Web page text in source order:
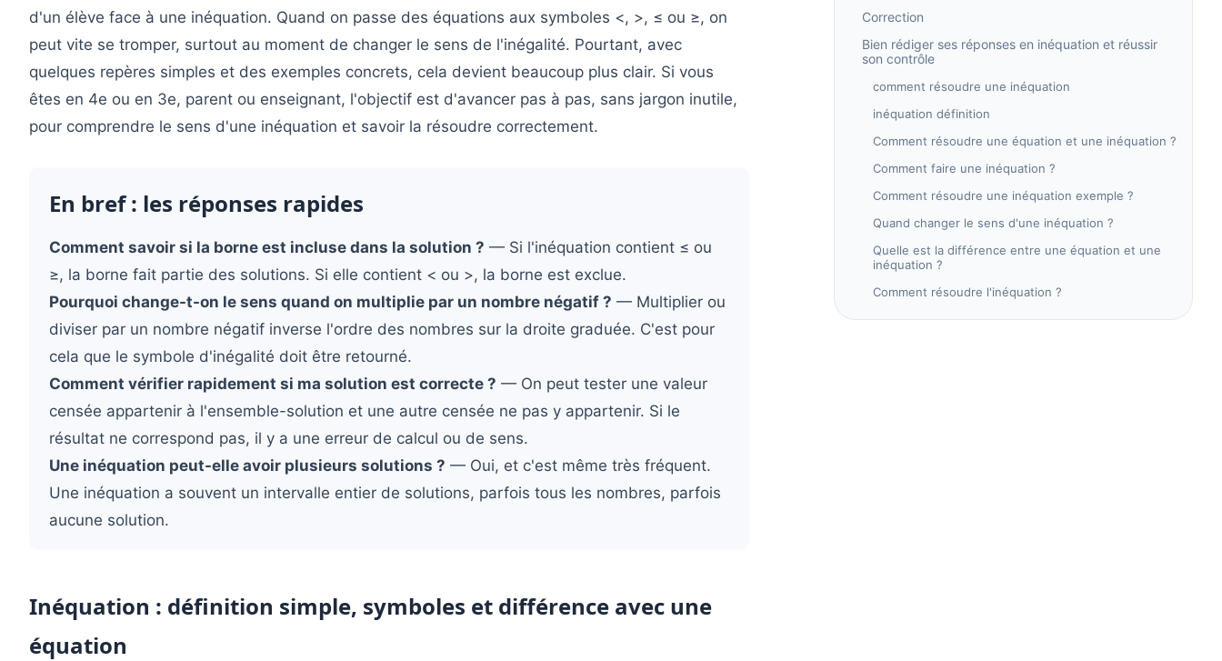
d'un élève face à une inéquation. Quand on passe des équations aux symboles <, >, ≤ ou ≥, on
peut vite se tromper, surtout au moment de changer le sens de l'inégalité. Pourtant, avec
quelques repères simples et des exemples concrets, cela devient beaucoup plus clair. Si vous
êtes en 4e ou en 3e, parent ou enseignant, l'objectif est d'avancer pas à pas, sans jargon inutile,
pour comprendre le sens d'une inéquation et savoir la résoudre correctement.
En bref : les réponses rapides
Comment savoir si la borne est incluse dans la solution ? — Si l'inéquation contient ≤ ou
≥, la borne fait partie des solutions. Si elle contient < ou >, la borne est exclue.
Pourquoi change-t-on le sens quand on multiplie par un nombre négatif ? — Multiplier ou
diviser par un nombre négatif inverse l'ordre des nombres sur la droite graduée. C'est pour
cela que le symbole d'inégalité doit être retourné.
Comment vérifier rapidement si ma solution est correcte ? — On peut tester une valeur
censée appartenir à l'ensemble-solution et une autre censée ne pas y appartenir. Si le
résultat ne correspond pas, il y a une erreur de calcul ou de sens.
Une inéquation peut-elle avoir plusieurs solutions ? — Oui, et c'est même très fréquent.
Une inéquation a souvent un intervalle entier de solutions, parfois tous les nombres, parfois
aucune solution.
Inéquation : définition simple, symboles et différence avec une
équation
Correction
Bien rédiger ses réponses en inéquation et réussir
son contrôle
comment résoudre une inéquation
inéquation définition
Comment résoudre une équation et une inéquation ?
Comment faire une inéquation ?
Comment résoudre une inéquation exemple ?
Quand changer le sens d'une inéquation ?
Quelle est la différence entre une équation et une
inéquation ?
Comment résoudre l'inéquation ?